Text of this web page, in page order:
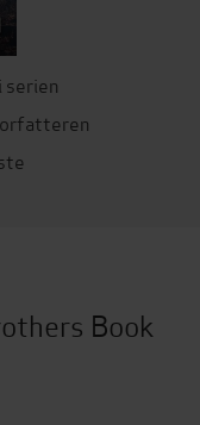
serien
Book